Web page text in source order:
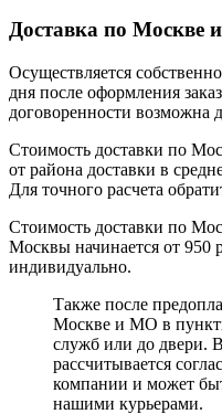
Доставка по Москве
Осуществляется
дня после оформления
договоренности возможна
Стоимость доставки по
от района доставки в
Для точного расчета
Стоимость доставки по
Москвы начинается от 950
индивидуально.
Также после
Москве и МО в
служб или до двери.
рассчитывается
компании и может
нашими курьерами.